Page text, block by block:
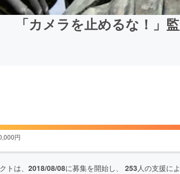
「カメラを止めるな！」
円
トは、 2018/08/08に募集を開始し、 253人の支援に